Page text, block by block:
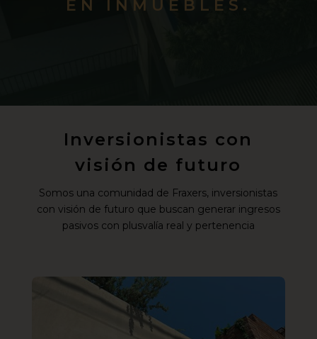
EN INMUEBLES.
Inversionistas con
visión de futuro
Somos una comunidad de Fraxers, inversionistas
con visión de futuro que buscan generar ingresos
pasivos con plusvalía real y pertenencia